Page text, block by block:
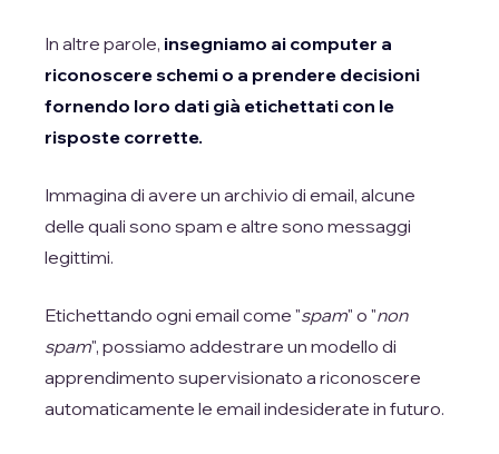
In altre parole, insegniamo ai computer a
riconoscere schemi o a prendere decisioni
fornendo loro dati già etichettati con le
risposte corrette.
Immagina di avere un archivio di email, alcune
delle quali sono spam e altre sono messaggi
legittimi.
Etichettando ogni email come "spam" o "non
spam", possiamo addestrare un modello di
apprendimento supervisionato a riconoscere
automaticamente le email indesiderate in futuro.